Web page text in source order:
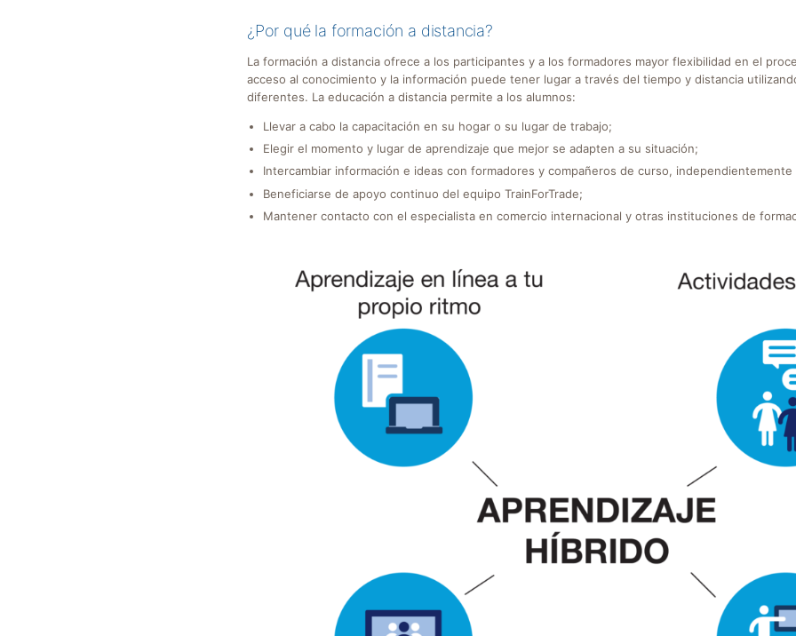
¿Por qué la formación a distancia?
La formación a distancia ofrece a los participantes y a los formadores mayor flexibilidad en el
acceso al conocimiento y la información puede tener lugar a través del tiempo y distancia
diferentes. La educación a distancia permite a los alumnos:
Llevar a cabo la capacitación en su hogar o su lugar de trabajo;
Elegir el momento y lugar de aprendizaje que mejor se adapten a su situación;
Intercambiar información e ideas con formadores y compañeros de curso,
Beneficiarse de apoyo continuo del equipo TrainForTrade;
Mantener contacto con el especialista en comercio internacional y otras instituciones de